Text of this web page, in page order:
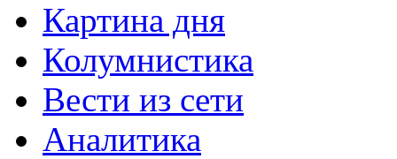
Картина дня
Колумнистика
Вести из сети
Аналитика